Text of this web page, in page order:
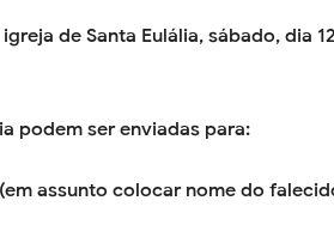
de Santa Eulália, sábado, dia
podem ser enviadas para:
assunto colocar nome do